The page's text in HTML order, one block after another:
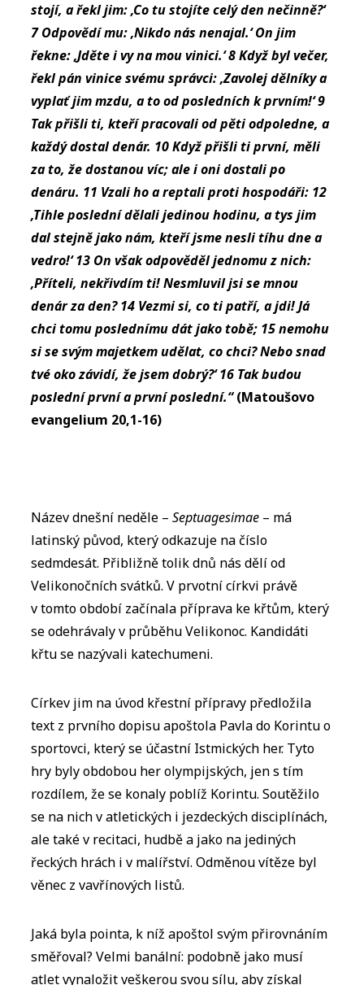
stojí, a řekl jim: ‚Co tu stojíte celý den nečinně?‘
7 Odpovědí mu: ‚Nikdo nás nenajal.‘ On jim
řekne: ‚Jděte i vy na mou vinici.‘ 8 Když byl večer,
řekl pán vinice svému správci: ‚Zavolej dělníky a
vyplať jim mzdu, a to od posledních k prvním!‘ 9
Tak přišli ti, kteří pracovali od pěti odpoledne, a
každý dostal denár. 10 Když přišli ti první, měli
za to, že dostanou víc; ale i oni dostali po
denáru. 11 Vzali ho a reptali proti hospodáři: 12
‚Tihle poslední dělali jedinou hodinu, a tys jim
dal stejně jako nám, kteří jsme nesli tíhu dne a
vedro!‘ 13 On však odpověděl jednomu z nich:
‚Příteli, nekřivdím ti! Nesmluvil jsi se mnou
denár za den? 14 Vezmi si, co ti patří, a jdi! Já
chci tomu poslednímu dát jako tobě; 15 nemohu
si se svým majetkem udělat, co chci? Nebo snad
tvé oko závidí, že jsem dobrý?‘ 16 Tak budou
poslední první a první poslední.“(Matoušovo
evangelium 20,1-16)
Název dnešní neděle –Septuagesimae – má
latinský původ, který odkazuje na číslo
sedmdesát. Přibližně tolik dnů nás dělí od
Velikonočních svátků. V prvotní církvi právě
v tomto období začínala příprava ke křtům, který
se odehrávaly v průběhu Velikonoc. Kandidáti
křtu se nazývali katechumeni.
Církev jim na úvod křestní přípravy předložila
text z prvního dopisu apoštola Pavla do Korintu o
sportovci, který se účastní Istmických her. Tyto
hry byly obdobou her olympijských, jen s tím
rozdílem, že se konaly poblíž Korintu. Soutěžilo
se na nich v atletických i jezdeckých disciplínách,
ale také v recitaci, hudbě a jako na jediných
řeckých hrách i v malířství. Odměnou vítěze byl
věnec z vavřínových listů.
Jaká byla pointa, k níž apoštol svým přirovnáním
směřoval? Velmi banální: podobně jako musí
atlet vynaložit veškerou svou sílu, aby získal